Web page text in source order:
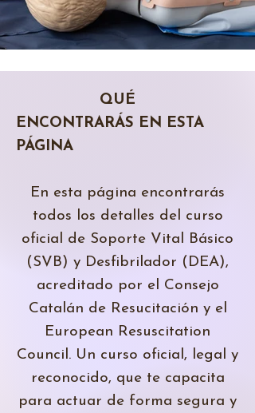
QUÉ
ENCONTRARÁS EN ESTA
PÁGINA
En esta página encontrarás
todos los detalles del curso
oficial de Soporte Vital Básico
(SVB) y Desfibrilador (DEA),
acreditado por el Consejo
Catalán de Resucitación y el
European Resuscitation
Council. Un curso oficial, legal y
reconocido, que te capacita
para actuar de forma segura y